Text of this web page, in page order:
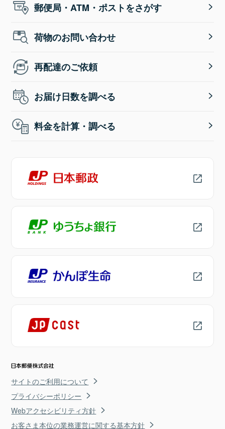
郵便局・ATM・ポストをさがす
荷物のお問い合わせ
再配達のご依頼
お届け日数を調べる
料金を計算・調べる
サイトのご利用について
プライバシーポリシー
Webアクセシビリティ方針
お客さま本位の業務運営に関する基本方針